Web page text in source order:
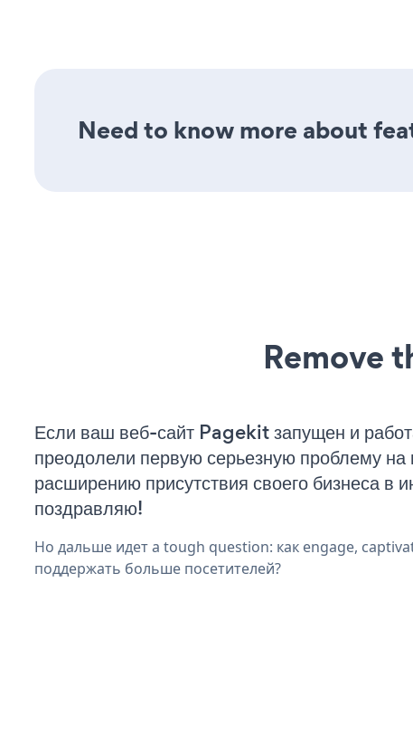
Need to know more about
Remove
Если ваш веб-сайт Pagekit запущен и
преодолели первую серьезную проблему на
расширению присутствия своего бизнеса в
поздравляю!
Но дальше идет a tough question: как engage,
поддержать больше посетителей?